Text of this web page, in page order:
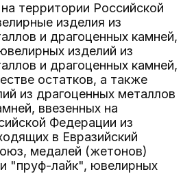
территории Российской
изделия из
и драгоценных камней,
изделий из
и драгоценных камней,
остатков, а также
из драгоценных металлов
ввезенных на
Федерации из
в Евразийский
медалей (жетонов)
"пруф-лайк", ювелирных